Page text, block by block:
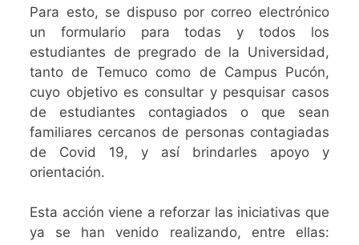
Para esto, se dispuso por correo electrónico
un formulario para todas y todos los
estudiantes de pregrado de la Universidad,
tanto de Temuco como de Campus Pucón,
cuyo objetivo es consultar y pesquisar casos
de estudiantes contagiados o que sean
familiares cercanos de personas contagiadas
de Covid 19, y así brindarles apoyo y
orientación.
Esta acción viene a reforzar las iniciativas que
ya se han venido realizando, entre ellas: